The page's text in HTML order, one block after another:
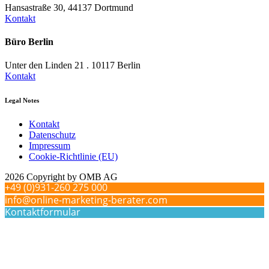
Hansastraße 30, 44137 Dortmund
Kontakt
Büro Berlin
Unter den Linden 21 . 10117 Berlin
Kontakt
Legal Notes
Kontakt
Datenschutz
Impressum
Cookie-Richtlinie (EU)
2026 Copyright by OMB AG
+49 (0)931-260 275 000
info@online-marketing-berater.com
Kontaktformular